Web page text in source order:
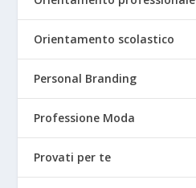
Orientamento scolastico
Personal Branding
Professione Moda
Provati per te